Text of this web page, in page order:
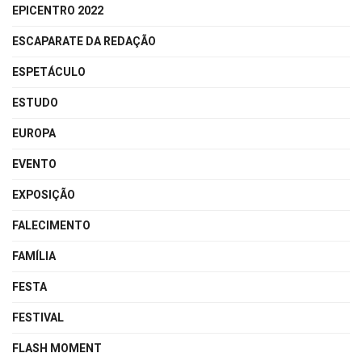
EPICENTRO 2022
ESCAPARATE DA REDAÇÃO
ESPETÁCULO
ESTUDO
EUROPA
EVENTO
EXPOSIÇÃO
FALECIMENTO
FAMÍLIA
FESTA
FESTIVAL
FLASH MOMENT